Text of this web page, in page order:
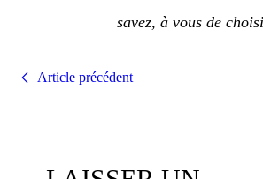
savez, à vous de
Article précédent